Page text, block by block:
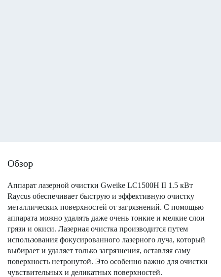
Обзор
Аппарат лазерной очистки Gweike LC1500H II 1.5 кВт
Raycus обеспечивает быструю и эффективную очистку
металлических поверхностей от загрязнений. С помощью
аппарата можно удалять даже очень тонкие и мелкие слои
грязи и окиси. Лазерная очистка производится путем
использования фокусированного лазерного луча, который
выбирает и удаляет только загрязнения, оставляя саму
поверхность нетронутой. Это особенно важно для очистки
чувствительных и деликатных поверхностей.